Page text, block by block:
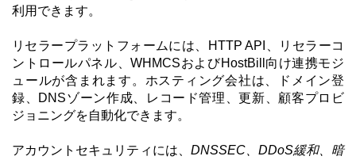
利用できます。
リセラープラットフォームには、HTTP API、リセラーコ
ントロールパネル、WHMCSおよびHostBill向け連携モジ
ュールが含まれます。ホスティング会社は、ドメイン登
録、DNSゾーン作成、レコード管理、更新、顧客プロビ
ジョニングを自動化できます。
アカウントセキュリティには、 DNSSEC、DDoS緩和、暗